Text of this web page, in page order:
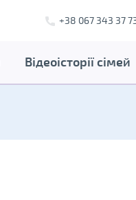
+38 067 343 37
Відеоісторії сімей